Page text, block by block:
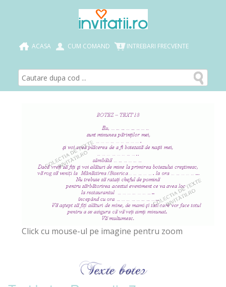
ACASA CUM COMAND INTREBARI FRECVENTE
Click cu mouse-ul pe imagine pentru zoom